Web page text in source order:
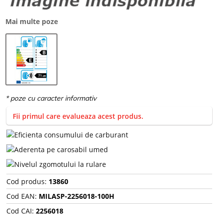
Mai multe poze
Fii primul care evalueaza acest produs.
Cod produs: 13860
Cod EAN: MILASP-2256018-100H
Cod CAI: 2256018